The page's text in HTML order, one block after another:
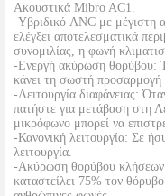
Ακουστικά Mibro AC1.
-Υβριδικό ANC με μέγιστη
ελέγξει αποτελεσματικά
συνομιλίας, η φωνή
-Ενεργή ακύρωση θορύβου:
κάνει τη σωστή προσαρμογή
-Λειτουργία διαφάνειας:
πατήστε για μετάβαση στη
μικρόφωνο μπορεί να
-Κανονική λειτουργία: Σε
λειτουργία.
-Ακύρωση θορύβου
καταστείλει 75% τον